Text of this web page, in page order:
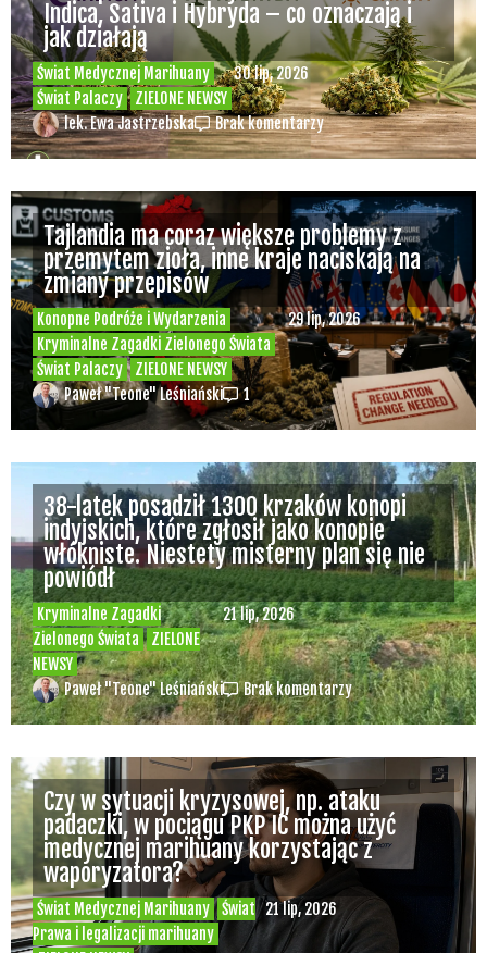
Świat Palaczy
Świat Prawa i
legalizacji marihuany
ZIELONE
NEWSY
07 lip, 2026
Paweł "Teone" Leśniański 10 komentarzy
Świat Medycznej Marihuany
Świat
Prawa i legalizacji marihuany
Świat
Zielonego Biznesu
ZIELONE NEWSY
03 lip, 2026
Rozmowa WeedNews – Produkcja
medycznej marihuany w Polsce – Konrad
Palka, prezes Panaceum Cannmed [VIDEO]
Paweł "Teone" Leśniański 3 komentarzy
Kryminalne Zagadki
Zielonego Świata
ZIELONE
NEWSY
03 lip, 2026
Służby udaremniły przemyt 1,2 tony
marihuany z Tajlandii do Polski [VIDEO]
Paweł "Teone" Leśniański Brak komentarzy
Świat Palaczy
Świat Prawa i
legalizacji marihuany
Świat Zielonego
Biznesu
ZIELONE NEWSY
26 cze, 2026
Mundial przeciwny marihuanie
jednocześnie promuje sprzedaż alkoholu na
meczach
Paweł "Teone" Leśniański Brak komentarzy